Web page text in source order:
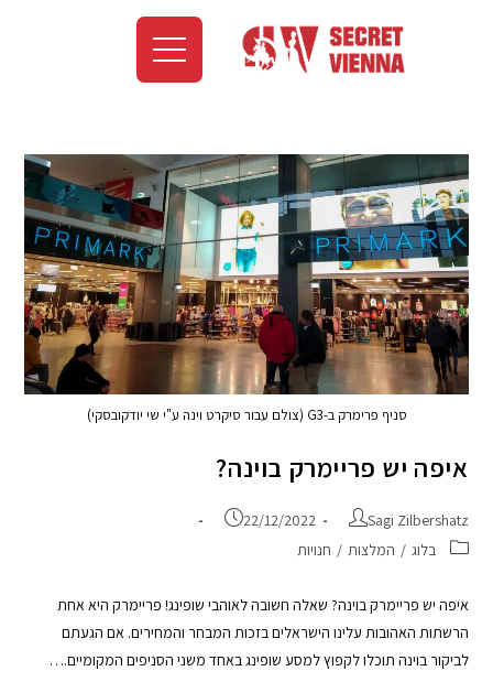
סניף פרימרק ב-G3 (צולם עבור סיקרט וינה ע"י שי יודקובסקי)
איפה יש פריימרק בוינה?
Sagi Zilbershatz
22/12/2022
בלוג / המלצות / חנויות
איפה יש פריימרק בוינה? שאלה חשובה לאוהבי שופינג! פריימרק היא אחת
הרשתות האהובות עלינו הישראלים בזכות המבחר והמחירים. אם הגעתם
לביקור בוינה תוכלו לקפוץ למסע שופינג באחד משני הסניפים המקומיים.…